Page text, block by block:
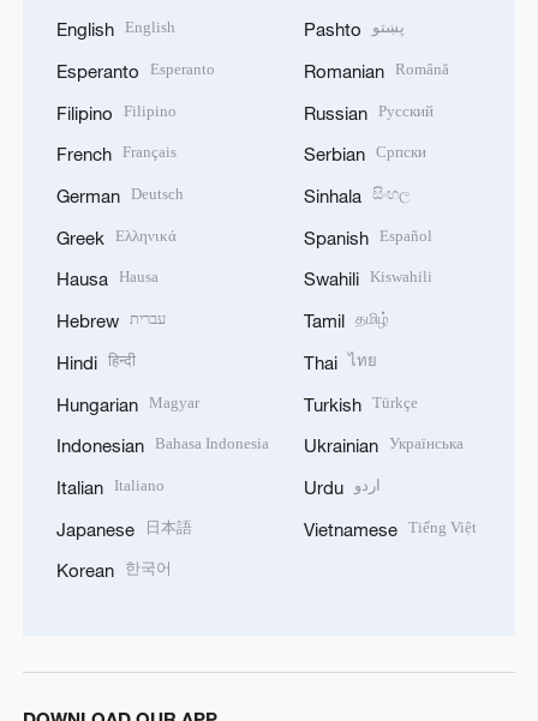
English English
Esperanto Esperanto
Filipino Filipino
French Français
German Deutsch
Greek Ελληνικά
Hausa Hausa
Hebrew עברית
Hindi हिन्दी
Hungarian Magyar
Indonesian Bahasa Indonesia
Italian Italiano
Japanese 日本語
Korean 한국어
Pashto پښتو
Romanian Română
Russian Русский
Serbian Српски
Sinhala සිංහල
Spanish Español
Swahili Kiswahili
Tamil தமிழ்
Thai ไทย
Turkish Türkçe
Ukrainian Українська
Urdu اردو
Vietnamese Tiếng Việt